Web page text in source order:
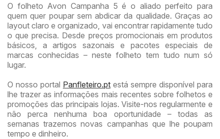
O folheto Avon Campanha 5 é o aliado perfeito para
quem quer poupar sem abdicar da qualidade. Graças ao
layout claro e organizado, vai encontrar rapidamente tudo
o que precisa. Desde preços promocionais em produtos
básicos, a artigos sazonais e pacotes especiais de
marcas conhecidas – neste folheto tem tudo num só
lugar.
O nosso portal Panfleteiro.pt está sempre disponível para
lhe trazer as informações mais recentes sobre folhetos e
promoções das principais lojas. Visite-nos regularmente e
não perca nenhuma boa oportunidade – todas as
semanas trazemos novas campanhas que lhe poupam
tempo e dinheiro.